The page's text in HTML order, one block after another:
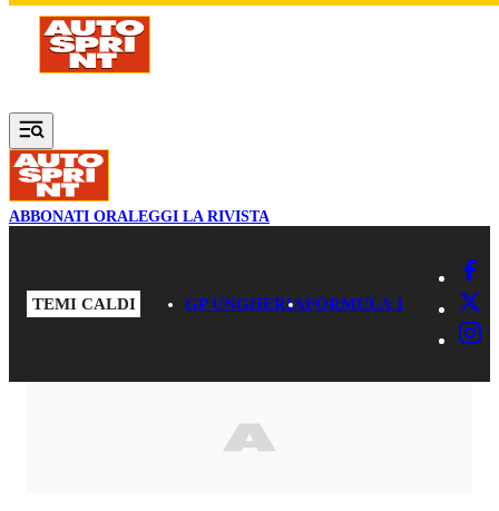
Vai al contenuto principale
ABBONATI ORALEGGI LA RIVISTA
TEMI CALDI GP UNGHERIAFORMULA 1